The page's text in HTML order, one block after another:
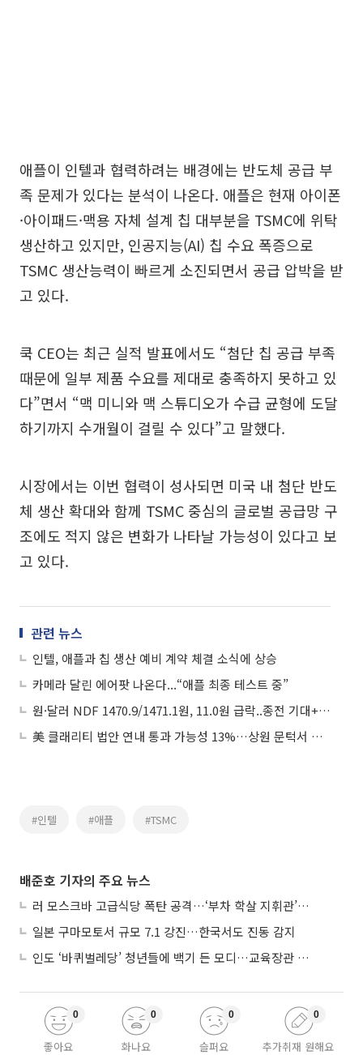
애플이 인텔과 협력하려는 배경에는 반도체 공급 부
족 문제가 있다는 분석이 나온다. 애플은 현재 아이폰
·아이패드·맥용 자체 설계 칩 대부분을 TSMC에 위탁
생산하고 있지만, 인공지능(AI) 칩 수요 폭증으로
TSMC 생산능력이 빠르게 소진되면서 공급 압박을 받
고 있다.
쿡 CEO는 최근 실적 발표에서도 “첨단 칩 공급 부족
때문에 일부 제품 수요를 제대로 충족하지 못하고 있
다”면서 “맥 미니와 맥 스튜디오가 수급 균형에 도달
하기까지 수개월이 걸릴 수 있다”고 말했다.
시장에서는 이번 협력이 성사되면 미국 내 첨단 반도
체 생산 확대와 함께 TSMC 중심의 글로벌 공급망 구
조에도 적지 않은 변화가 나타날 가능성이 있다고 보
고 있다.
관련 뉴스
인텔, 애플과 칩 생산 예비 계약 체결 소식에 상승
카메라 달린 에어팟 나온다...“애플 최종 테스트 중”
원·달러 NDF 1470.9/1471.1원, 11.0원 급락..종전 기대+애플 호실적
美 클래리티 법안 연내 통과 가능성 13%…상원 문턱서 제동
#인텔 #애플 #TSMC
배준호 기자의 주요 뉴스
러 모스크바 고급식당 폭탄 공격…‘부차 학살 지휘관’ 노렸나
일본 구마모토서 규모 7.1 강진…한국서도 진동 감지
인도 ‘바퀴벌레당’ 청년들에 백기 든 모디…교육장관 사퇴
좋아요
0
화나요
0
슬퍼요
0
추가취재 원해요
0